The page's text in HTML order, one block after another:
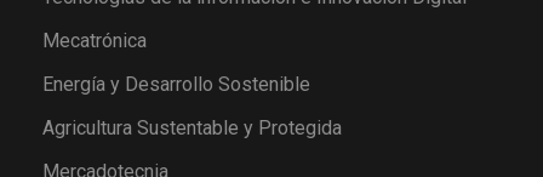
Mecatrónica
Energía y Desarrollo Sostenible
Agricultura Sustentable y Protegida
Mercadotecnia